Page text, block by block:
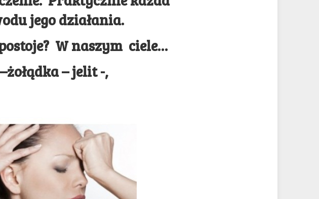
jego działania.
W naszym ciele…
– jelit -,